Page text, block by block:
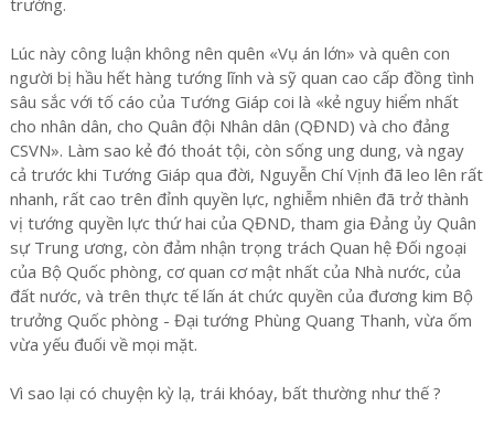
Lúc này công luận không nên quên «Vụ án lớn» và quên con
người bị hầu hết hàng tướng lĩnh và sỹ quan cao cấp đồng tình
sâu sắc với tố cáo của Tướng Giáp coi là «kẻ nguy hiểm nhất
cho nhân dân, cho Quân đội Nhân dân (QĐND) và cho đảng
CSVN». Làm sao kẻ đó thoát tội, còn sống ung dung, và ngay
cả trước khi Tướng Giáp qua đời, Nguyễn Chí Vịnh đã leo lên rất
nhanh, rất cao trên đỉnh quyền lực, nghiễm nhiên đã trở thành
vị tướng quyền lực thứ hai của QĐND, tham gia Đảng ủy Quân
sự Trung ương, còn đảm nhận trọng trách Quan hệ Đối ngoại
của Bộ Quốc phòng, cơ quan cơ mật nhất của Nhà nước, của
đất nước, và trên thực tế lấn át chức quyền của đương kim Bộ
trưởng Quốc phòng - Đại tướng Phùng Quang Thanh, vừa ốm
vừa yếu đuối về mọi mặt.
Vì sao lại có chuyện kỳ lạ, trái khóay, bất thường như thế ?